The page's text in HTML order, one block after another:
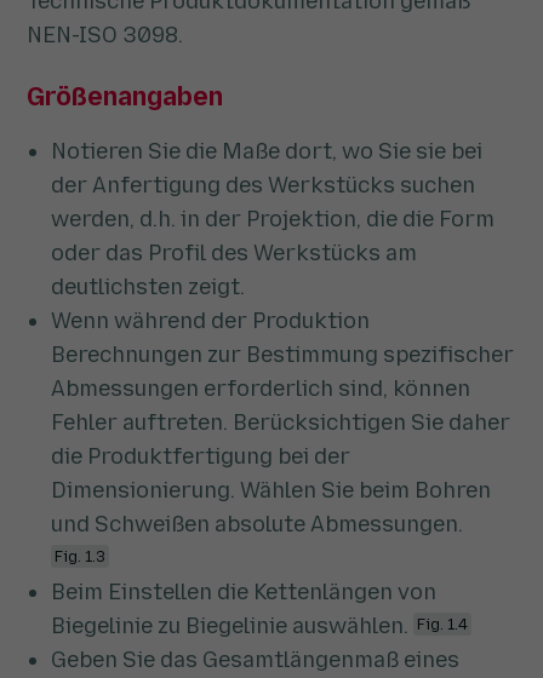
NEN-ISO 3098.
Größenangaben
Notieren Sie die Maße dort, wo Sie sie bei
der Anfertigung des Werkstücks suchen
werden, d.h. in der Projektion, die die Form
oder das Profil des Werkstücks am
deutlichsten zeigt.
Wenn während der Produktion
Berechnungen zur Bestimmung spezifischer
Abmessungen erforderlich sind, können
Fehler auftreten. Berücksichtigen Sie daher
die Produktfertigung bei der
Dimensionierung. Wählen Sie beim Bohren
und Schweißen absolute Abmessungen.
Fig. 1.3
Beim Einstellen die Kettenlängen von
Biegelinie zu Biegelinie auswählen.
Fig. 1.4
Geben Sie das Gesamtlängenmaß eines